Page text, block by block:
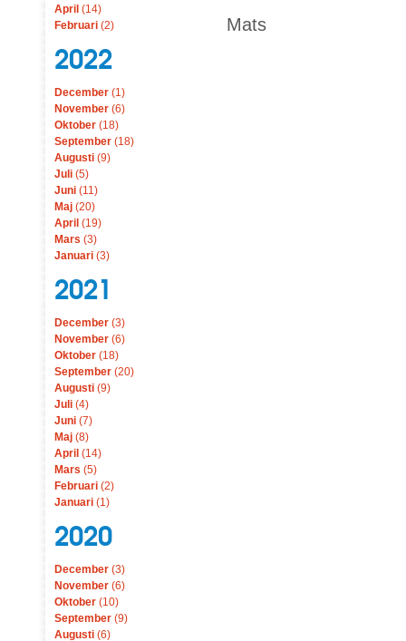
April (14)
Februari (2)
2022
December (1)
November (6)
Oktober (18)
September (18)
Augusti (9)
Juli (5)
Juni (11)
Maj (20)
April (19)
Mars (3)
Januari (3)
2021
December (3)
November (6)
Oktober (18)
September (20)
Augusti (9)
Juli (4)
Juni (7)
Maj (8)
April (14)
Mars (5)
Februari (2)
Januari (1)
2020
December (3)
November (6)
Oktober (10)
September (9)
Augusti (6)
Mats